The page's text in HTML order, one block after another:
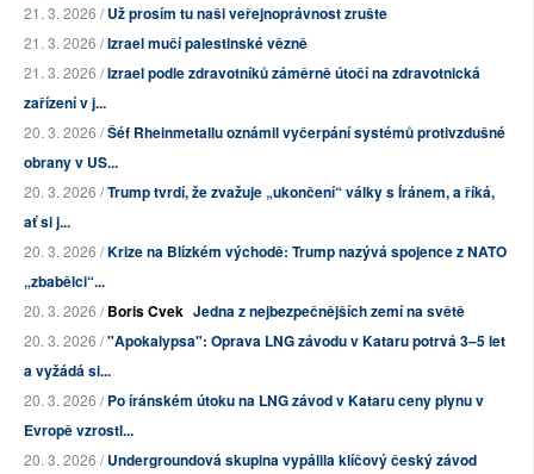
21. 3. 2026 /Už prosím tu naši veřejnoprávnost zrušte
21. 3. 2026 /Izrael mučí palestinské vězně
21. 3. 2026 /Izrael podle zdravotníků záměrně útočí na zdravotnická
zařízení v j...
20. 3. 2026 /Šéf Rheinmetallu oznámil vyčerpání systémů protivzdušné
obrany v US...
20. 3. 2026 /Trump tvrdí, že zvažuje „ukončení“ války s Íránem, a říká,
ať si j...
20. 3. 2026 /Krize na Blízkém východě: Trump nazývá spojence z NATO
„zbabělci“...
20. 3. 2026 /Boris Cvek Jedna z nejbezpečnějších zemí na světě
20. 3. 2026 /"Apokalypsa": Oprava LNG závodu v Kataru potrvá 3–5 let
a vyžádá si...
20. 3. 2026 /Po íránském útoku na LNG závod v Kataru ceny plynu v
Evropě vzrostl...
20. 3. 2026 /Undergroundová skupina vypálila klíčový český závod